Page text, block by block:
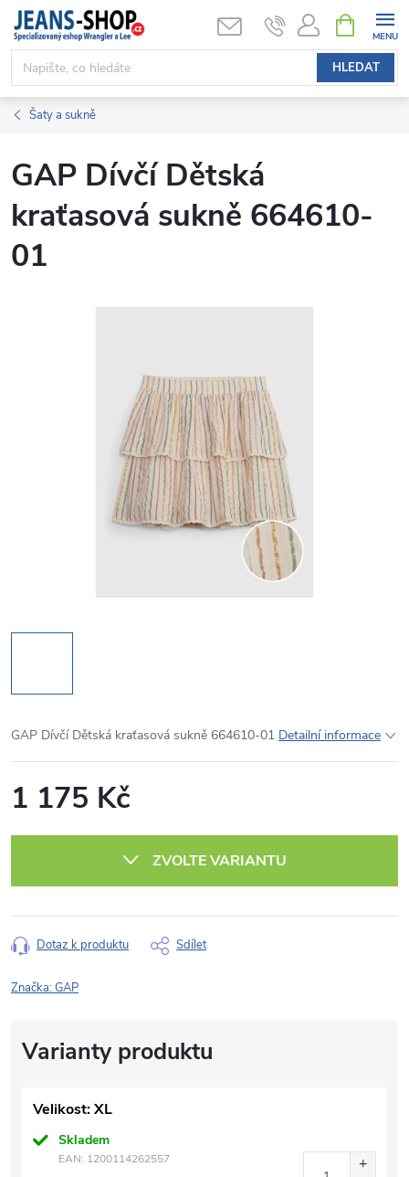
Přejít
obsah
HLEDAT
NÁKUPNÍ
KOŠÍK
Šaty a sukně
GAP Dívčí Dětská
kraťasová sukně 664610-
01
GAP Dívčí Dětská kraťasová sukně 664610-01 Detailní informace
1 175 Kč
ZVOLTE VARIANTU
Dotaz k produktu Sdílet
Značka:GAP
Velikost: XL
Skladem
EAN: 1200114262557